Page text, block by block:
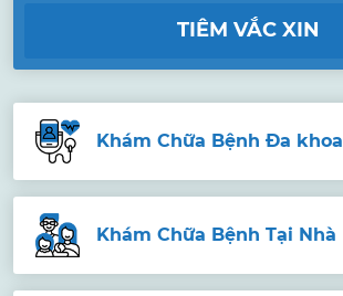
TIÊM VẮC XIN
Khám Chữa Bệnh Đa khoa
Khám Chữa Bệnh Tại Nhà